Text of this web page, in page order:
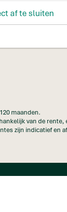
maanden.
van de
zijn indicatief en